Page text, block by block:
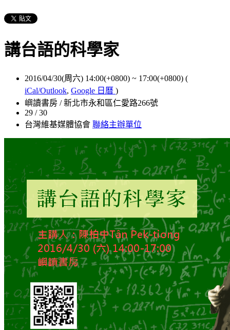
講台語的科學家
2016/04/30(周六) 14:00(+0800) ~ 17:00(+0800) (
iCal/Outlook, Google 日曆 )
嶼讀書房 / 新北市永和區仁愛路266號
29 / 30
台灣維基媒體協會 聯絡主辦單位